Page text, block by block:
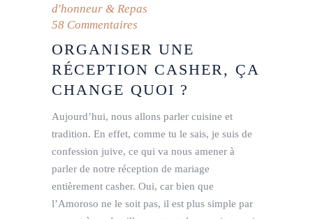
d'honneur & Repas
58 Commentaires
ORGANISER UNE
RÉCEPTION CASHER, ÇA
CHANGE QUOI ?
Aujourd’hui, nous allons parler cuisine et
tradition. En effet, comme tu le sais, je suis de
confession juive, ce qui va nous amener à
parler de notre réception de mariage
entièrement casher. Oui, car bien que
l’Amoroso ne le soit pas, il est plus simple par